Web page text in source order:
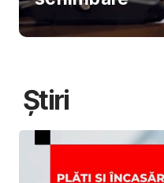
Știri